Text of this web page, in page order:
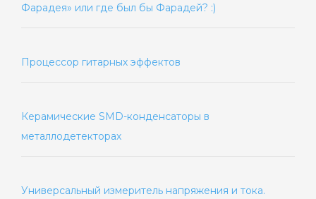
Фарадея» или где был бы Фарадей? :)
Процессор гитарных эффектов
Керамические SMD-конденсаторы в
металлодетекторах
Универсальный измеритель напряжения и тока.